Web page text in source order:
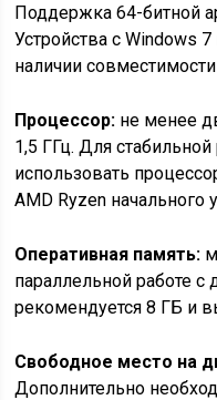
Поддержка 64-битной
Устройства с Windows
наличии
Процессор: не менее
1,5 ГГц. Для
использовать
AMD Ryzen начального
Оперативная память:
параллельной работе
рекомендуется 8 ГБ и
Свободное место на
Дополнительно